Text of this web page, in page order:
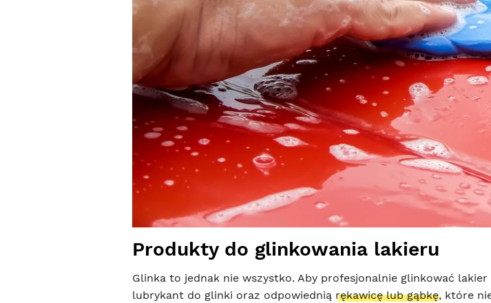
Produkty do glinkowania lakieru
Glinka to jednak nie wszystko. Aby profesjonalnie glinkować
lubrykant do glinki oraz odpowiednią rękawicę lub gąbkę, które